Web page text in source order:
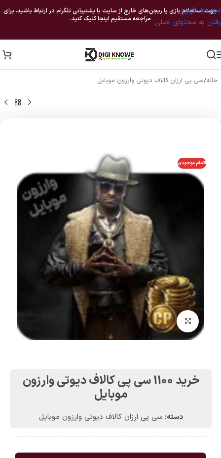
عبور به ناوبری
رفتن به محتوای اصلی
جهت استعلام بازی یا ریجن‌های خارج از سایت با پشتیبانی تلگرام در ارتباط باشید. برای
مراجعه مستقیم اینجا کلیک کنید.
خانه/سی پی ارزان کالاف دیوتی وارزون موبایل
اتمام موجودی
بزرگنمایی تصویر
خرید 1100 سی پی کالاف دیوتی وارزون
موبایل
دسته: سی پی ارزان کالاف دیوتی وارزون موبایل